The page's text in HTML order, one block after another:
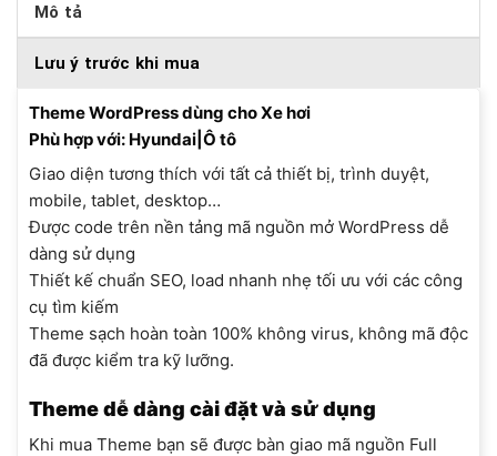
Mô tả
Lưu ý trước khi mua
Theme WordPress dùng cho Xe hơi
Phù hợp với: Hyundai|Ô tô
Giao diện tương thích với tất cả thiết bị, trình duyệt,
mobile, tablet, desktop…
Được code trên nền tảng mã nguồn mở WordPress dễ
dàng sử dụng
Thiết kế chuẩn SEO, load nhanh nhẹ tối ưu với các công
cụ tìm kiếm
Theme sạch hoàn toàn 100% không virus, không mã độc
đã được kiểm tra kỹ lưỡng.
Theme dễ dàng cài đặt và sử dụng
Khi mua Theme bạn sẽ được bàn giao mã nguồn Full